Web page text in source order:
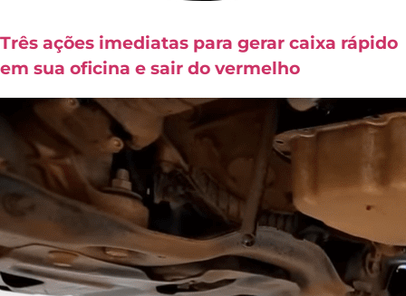
Três ações imediatas para gerar caixa rápido
em sua oficina e sair do vermelho